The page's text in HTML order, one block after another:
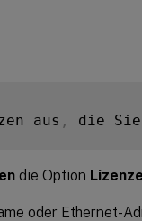
aus , die Sie
die Option
oder Ethernet-